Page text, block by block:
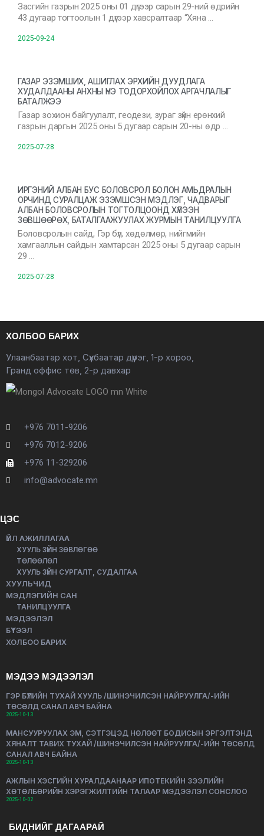
Засгийн газрын 2025 оны 01 дүгээр сарын 29-ний өдрийн
43 дугаар тогтоолын 1 дүгээр хавсралтаар “Хяна …
2025-09-24
ГАЗАР ЭЗЭМШИХ, АШИГЛАХ ЭРХИЙН ДУУДЛАГА
ХУДАЛДААНЫ АНХНЫ ҮНЭ ТОДОРХОЙЛОХ АРГАЧЛАЛЫГ
БАТАЛЖЭЭ
Газар зохион байгуулалт, геодези, зураг зүйн ерөнхий
газрын даргын 2025 оны 5 дугаар сарын 20-ны өдр …
2025-07-28
ИРГЭНИЙ АЛБАН БУС БОЛОВСРОЛ БОЛОН АМЬДРАЛЫН
ОРЧИНД СУРАЛЦАЖ ЭЗЭМШСЭН МЭДЛЭГ, ЧАДВАРЫГ
АЛБАН БОЛОВСРОЛЫН ТОГТОЛЦООНД ХҮЛЭЭН
ЗӨВШӨӨРӨХ, БАТАЛГААЖУУЛАХ ЖУРМЫН ТАНИЛЦУУЛГА
Боловсролын сайд, Гэр бүл, хөдөлмөр, нийгмийн
хамгааллын сайдын хамтарсан 2025 оны 5 дугаар сарын
29 …
2025-07-28
ХОЛБОО БАРИХ
Улаанбаатар хот, Сүхбаатар дүүрэг, 1-р хороо,
Гранд оффис төв, 2-р давхар
+976 7011-9206
+976 7012-9206
+976 11-329206
info@advocate.mn
ЦЭС
ҮЙЛ АЖИЛЛАГАА
ХУУЛЬ ЗҮЙН ЗӨВЛӨГӨӨ
ТӨЛӨӨЛӨЛ
ХУУЛЬ ЗҮЙН СУРГАЛТ, СУДАЛГАА
ХУУЛЬЧИД
МЭДЛЭГИЙН САН
ТАНИЛЦУУЛГА
МЭДЭЭЛЭЛ
БҮТЭЭЛ
ХОЛБОО БАРИХ
МЭДЭЭ МЭДЭЭЛЭЛ
ГЭР БҮЛИЙН ТУХАЙ ХУУЛЬ /ШИНЭЧИЛСЭН НАЙРУУЛГА/-ИЙН
ТӨСӨЛД САНАЛ АВЧ БАЙНА
2025-10-13
МАНСУУРУУЛАХ ЭМ, СЭТГЭЦЭД НӨЛӨӨТ БОДИСЫН ЭРГЭЛТЭНД
ХЯНАЛТ ТАВИХ ТУХАЙ /ШИНЭЧИЛСЭН НАЙРУУЛГА/-ИЙН ТӨСӨЛД
САНАЛ АВЧ БАЙНА
2025-10-13
АЖЛЫН ХЭСГИЙН ХУРАЛДААНААР ИПОТЕКИЙН ЗЭЭЛИЙН
ХӨТӨЛБӨРИЙН ХЭРЭГЖИЛТИЙН ТАЛААР МЭДЭЭЛЭЛ СОНСЛОО
2025-10-02
БИДНИЙГ ДАГААРАЙ